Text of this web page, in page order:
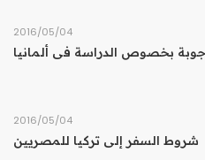
04‏/05‏/2016
بخصوص الدراسة فى ألمانيا
04‏/05‏/2016
شروط السفر إلى تركيا للمصريين